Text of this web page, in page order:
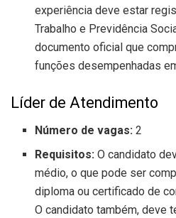
experiência deve estar
Trabalho e Previdência
documento oficial que
funções desempenhadas
Líder de Atendimento
Número de vagas: 2
Requisitos: O candidato
médio, o que pode ser
diploma ou certificado de
O candidato também, deve